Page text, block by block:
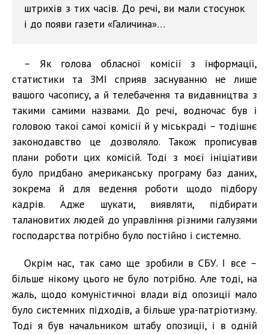
штрихів з тих часів. До речі, ви мали стосунок
і до появи газети «Галичина»…
– Як голова обласної комісії з інформації,
статистики та ЗМІ сприяв заснуванню не лише
вашого часопису, а й телебачення та видавництва з
такими самими назвами. До речі, водночас був і
головою такої самої комісії й у міськраді – тодішнє
законодавство це дозволяло. Також прописував
плани роботи цих комісій. Тоді з моєї ініціативи
було придбано американську програму баз даних,
зокрема й для ведення роботи щодо підбору
кадрів. Адже шукати, виявляти, підбирати
талановитих людей до управління різними галузями
господарства потрібно було постійно і системно.
Окрім нас, так само ще зробили в СБУ. І все –
більше нікому цього не було потрібно. Але тоді, на
жаль, щодо комуністичної влади від опозиції мало
було системних підходів, а більше ура-патріотизму.
Тоді я був начальником штабу опозиції, і в одній